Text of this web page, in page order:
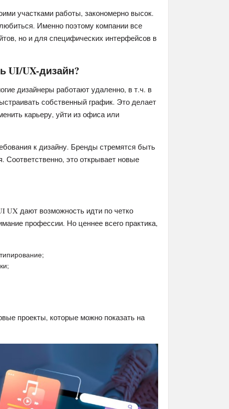
участками работы, закономерно высок.
Именно поэтому компании все
но и для специфических интерфейсов в
UI/UX-дизайн?
дизайнеры работают удаленно, в т.ч. в
собственный график. Это делает
карьеру, уйти из офиса или
к дизайну. Бренды стремятся быть
это открывает новые
UX дают возможность идти по четко
профессии. Но ценнее всего практика,
проекты, которые можно показать на